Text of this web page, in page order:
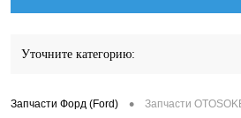
Уточните категорию:
Запчасти Форд (Ford) • Запчасти